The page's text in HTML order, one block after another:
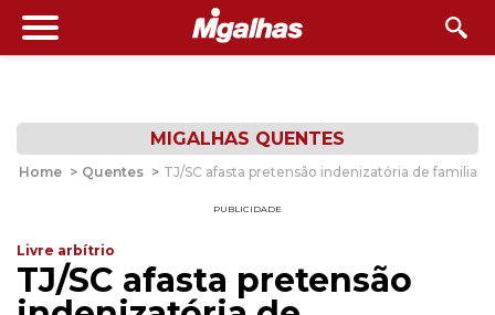
MIGALHAS QUENTES
Home > Quentes > TJ/SC afasta pretensão indenizatória de
PUBLICIDADE
Livre arbítrio
TJ/SC afasta pretensão